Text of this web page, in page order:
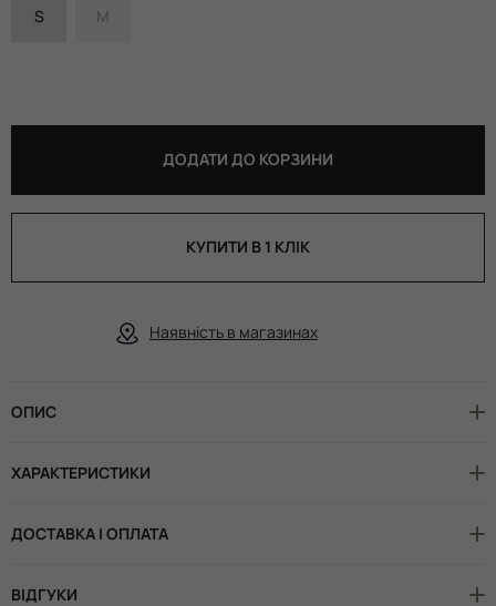
S M
ДОДАТИ ДО КОРЗИНИ
КУПИТИ В 1 КЛІК
Наявність в магазинах
ОПИС
ХАРАКТЕРИСТИКИ
ДОСТАВКА І ОПЛАТА
ВІДГУКИ